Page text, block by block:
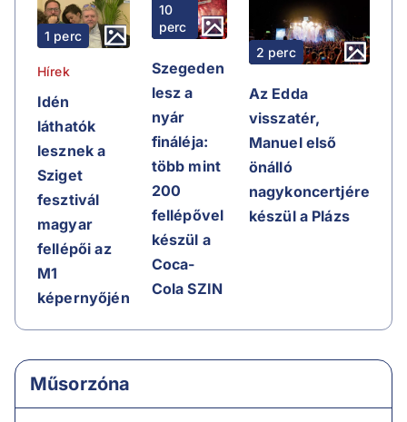
1 perc
Hírek
Idén
láthatók
lesznek a
Sziget
fesztivál
magyar
fellépői az
M1
képernyőjén
10
perc
Szegeden
lesz a
nyár
fináléja:
több mint
200
fellépővel
készül a
Coca-
Cola SZIN
2 perc
Az Edda
visszatér,
Manuel első
önálló
nagykoncertjére
készül a Plázs
Műsorzóna